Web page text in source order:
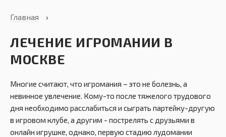
Главная ›
ЛЕЧЕНИЕ ИГРОМАНИИ В
МОСКВЕ
Многие считают, что игромания – это не болезнь, а
невинное увлечение. Кому-то после тяжелого трудового
дня необходимо расслабиться и сыграть партейку-другую
в игровом клубе, а другим - пострелять с друзьями в
онлайн игрушке, однако, первую стадию лудомании